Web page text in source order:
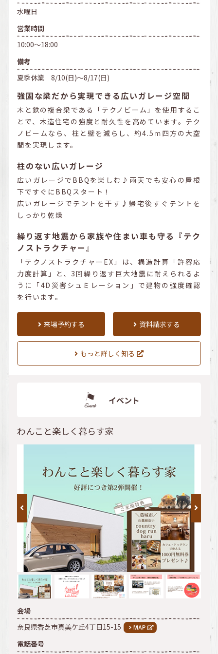
水曜日
営業時間
10:00～18:00
備考
夏季休業 8/10(日)～8/17(日)
強固な梁だから実現できる広いガレージ空間
木と鉄の複合梁である「テクノビーム」を使用するこ
とで、木造住宅の強度と耐久性を高めています。テク
ノビームなら、柱と壁を減らし、約4.5ｍ四方の大空
間を実現します。
柱のない広いガレージ
広いガレージでBBQを楽しむ♪雨天でも安心の屋根
下ですぐにBBQスタート！
広いガレージでテントを干す♪帰宅後すぐテントを
しっかり乾燥
繰り返す地震から家族や住まい車も守る『テク
ノストラクチャー』
「テクノストラクチャーEX」は、構造計算「許容応
力度計算」と、3回繰り返す巨大地震に耐えられるよ
うに「4D災害シュミレーション」で建物の強度確認
を行います。
来場予約する 資料請求する
もっと詳しく知る
イベント
わんこと楽しく暮らす家
会場
奈良県香芝市真美ケ丘4丁目15-15
電話番号